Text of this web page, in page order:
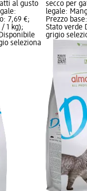
al gusto
7,69 €;
1 kg);
seleziona
secco per
legale:
Prezzo
Stato verde
grigio